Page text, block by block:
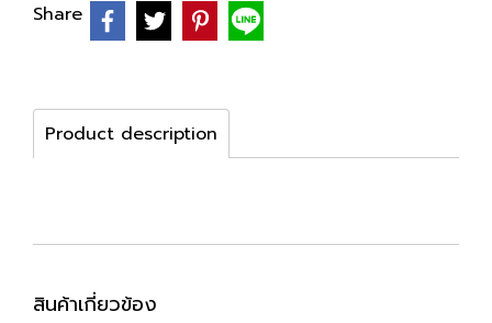
Share
Product description
สินค้าเกี่ยวข้อง